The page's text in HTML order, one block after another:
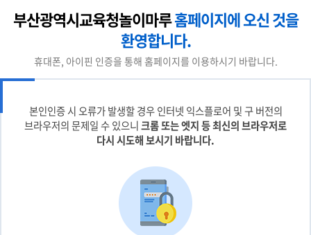
부산광역시교육청놀이마루홈페이지에 오신 것을
환영합니다.
휴대폰, 아이핀 인증을 통해 홈페이지를 이용하시기 바랍니다.
본인인증 시 오류가 발생할 경우 인터넷 익스플로어 및 구 버전의
브라우저의 문제일 수 있으니크롬 또는 엣지 등 최신의 브라우저로
다시 시도해 보시기 바랍니다.